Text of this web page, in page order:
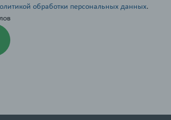
обработки персональных данных.